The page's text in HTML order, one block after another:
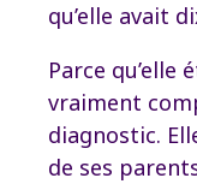
qu’elle avait
Parce qu’elle
vraiment
diagnostic.
de ses